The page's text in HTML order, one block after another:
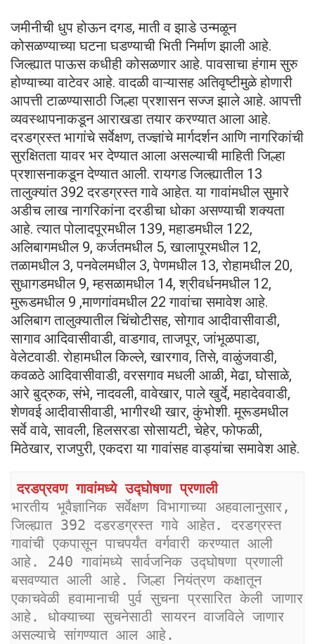
जमीनीची धुप होऊन दगड, माती व झाडे उन्मळून
कोसळण्याच्या घटना घडण्याची भिती निर्माण झाली आहे.
जिल्ह्यात पाऊस कधीही कोसळणार आहे. पावसाचा हंगाम सुरु
होण्याच्या वाटेवर आहे. वादळी वाऱ्यासह अतिवृष्टीमुळे होणारी
आपत्ती टाळण्यासाठी जिल्हा प्रशासन सज्ज झाले आहे. आपत्ती
व्यवस्थापनाकडून आराखडा तयार करण्यात आला आहे.
दरडग्रस्त भागांचे सर्वेक्षण, तज्ज्ञांचे मार्गदर्शन आणि नागरिकांची
सुरक्षितता यावर भर देण्यात आला असल्याची माहिती जिल्हा
प्रशासनाकडून देण्यात आली. रायगड जिल्ह्यातील 13
तालुक्यांत 392 दरडग्रस्त गावे आहेत. या गावांमधील सुमारे
अडीच लाख नागरिकांना दरडीचा धोका असण्याची शक्यता
आहे. त्यात पोलादपूरमधील 139, महाडमधील 122,
अलिबागमधील 9, कर्जतमधील 5, खालापूरमधील 12,
तळामधील 3, पनवेलमधील 3, पेणमधील 13, रोहामधील 20,
सुधागडमधील 9, म्हसळामधील 14, श्रीवर्धनमधील 12,
मुरूडमधील 9 ,माणगांवमधील 22 गावांचा समावेश आहे.
अलिबाग तालुक्यातील चिंचोटीसह, सोगाव आदीवासीवाडी,
सागाव आदिवासीवाडी, वाडगाव, ताजपूर, जांभूळपाडा,
वेलेटवाडी. रोहामधील किल्ले, खारगाव, तिसे, वाळुंजवाडी,
कवळठे आदिवासीवाडी, वरसगाव मधली आळी, मेढा, घोसाळे,
आरे बुद्रुक, संभे, नादवली, वावेखार, पाले खुर्दे, महादेववाडी,
शेणवई आदीवासीवाडी, भागीरथी खार, कुंभोशी. मूरूडमधील
सर्वे वावे, सावली, हिलसरडा सोसायटी, चेहेर, फोफळी,
मिठेखार, राजपुरी, एकदरा या गावांसह वाड्यांचा समावेश आहे.
दरडप्रवण गावांमध्ये उद्घोषणा प्रणाली
भारतीय भूवैज्ञानिक सर्वेक्षण विभागाच्या अहवालानुसार,
जिल्ह्यात 392 दडरडग्रस्त गावे आहेत. दरडग्रस्त
गावांची एकपासून पाचपर्यंत वर्गवारी करण्यात आली
आहे. 240 गावांमध्ये सार्वजनिक उद्घोषणा प्रणाली
बसवण्यात आली आहे. जिल्हा नियंत्रण कक्षातून
एकाचवेळी हवामानाची पुर्व सुचना प्रसारित केली जाणार
आहे. धोक्याच्या सुचनेसाठी सायरन वाजविले जाणार
असल्याचे सांगण्यात आल आहे.